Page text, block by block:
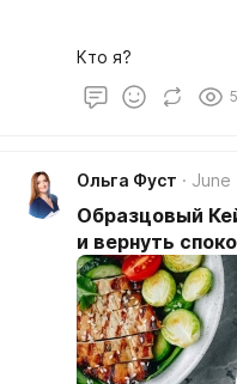
Кто я?
5
Ольга Фуст June
Образцовый
и вернуть